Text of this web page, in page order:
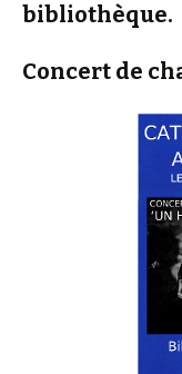
bibliothèque.
Concert de